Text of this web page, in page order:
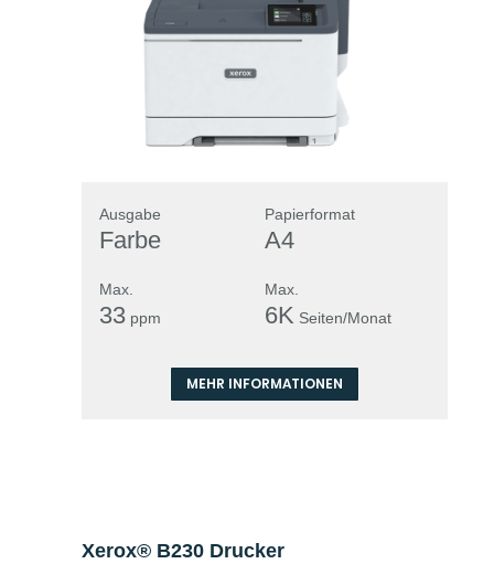
Ausgabe
Farbe
Papierformat
A4
Max.
33 ppm
Max.
6K Seiten/Monat
MEHR INFORMATIONEN
Xerox® B230 Drucker